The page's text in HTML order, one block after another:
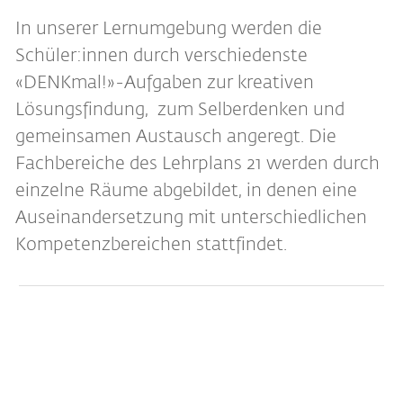
In unserer Lernumgebung werden die
Schüler:innen durch verschiedenste
«DENKmal!»-Aufgaben zur kreativen
Lösungsfindung, zum Selberdenken und
gemeinsamen Austausch angeregt. Die
Fachbereiche des Lehrplans 21 werden durch
einzelne Räume abgebildet, in denen eine
Auseinandersetzung mit unterschiedlichen
Kompetenzbereichen stattfindet.